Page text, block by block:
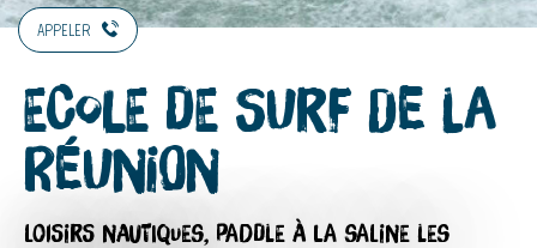
APPELER
Ecole de Surf de La
Réunion
LOISIRS NAUTIQUES, PADDLE À LA SALINE LES